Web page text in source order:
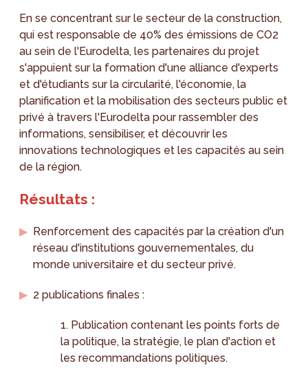
En se concentrant sur le secteur de la construction,
qui est responsable de 40% des émissions de CO2
au sein de l'Eurodelta, les partenaires du projet
s'appuient sur la formation d'une alliance d'experts
et d'étudiants sur la circularité, l'économie, la
planification et la mobilisation des secteurs public et
privé à travers l'Eurodelta pour rassembler des
informations, sensibiliser, et découvrir les
innovations technologiques et les capacités au sein
de la région.
Résultats :
Renforcement des capacités par la création d'un
réseau d'institutions gouvernementales, du
monde universitaire et du secteur privé.
2 publications finales :
1. Publication contenant les points forts de
la politique, la stratégie, le plan d'action et
les recommandations politiques.